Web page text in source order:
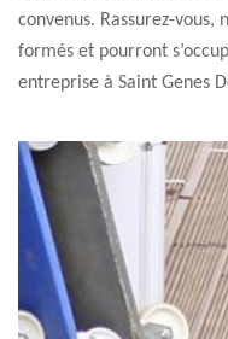
convenus. Rassurez-
formés et pourront
entreprise à Saint Genes